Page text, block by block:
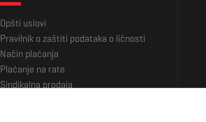
Opšti uslovi
Pravilnik o zaštiti podataka o ličnosti
Način plaćanja
Plaćanje na rate
Sindikalna prodaja